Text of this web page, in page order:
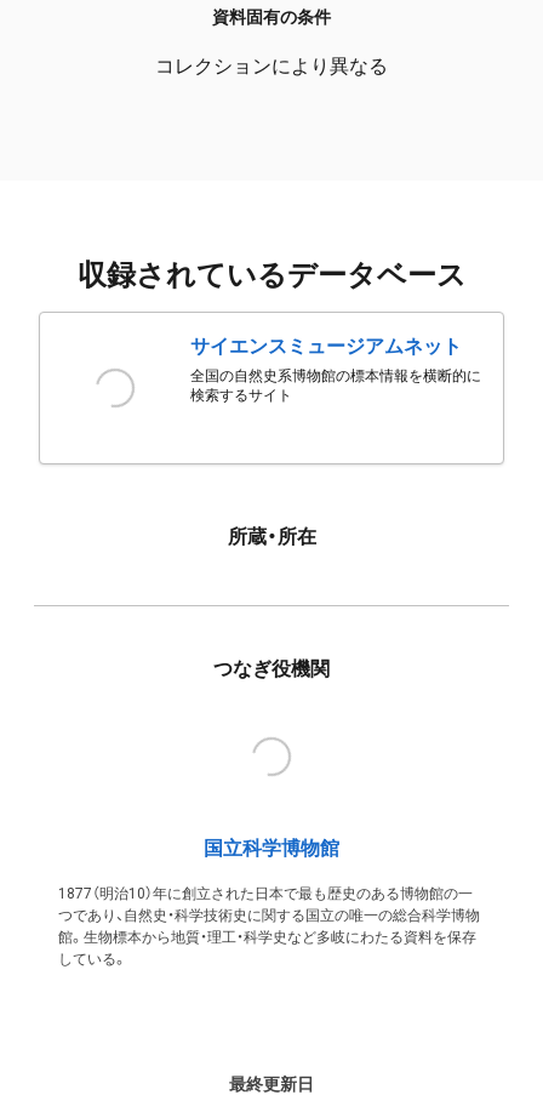
資料固有の条件
コレクションにより異なる
収録されているデータベース
サイエンスミュージアムネット
全国の自然史系博物館の標本情報を横断的に
検索するサイト
所蔵・所在
つなぎ役機関
国立科学博物館
1877（明治10）年に創立された日本で最も歴史のある博物館の一
つであり、自然史・科学技術史に関する国立の唯一の総合科学博物
館。生物標本から地質・理工・科学史など多岐にわたる資料を保存
している。
最終更新日